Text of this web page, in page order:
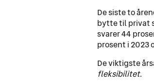
De siste to
bytte til privat
svarer 44
prosent i 2023
De viktigste
fleksibilitet.